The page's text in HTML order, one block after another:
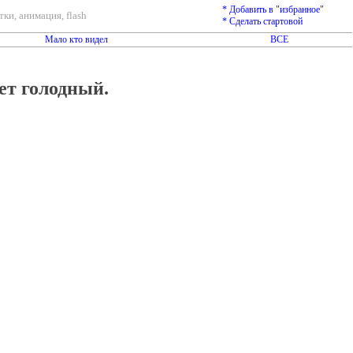
анимация, flash
* Добавить в "избранное"
* Сделать стартовой
Мало кто видел ВСЕ
голодный.